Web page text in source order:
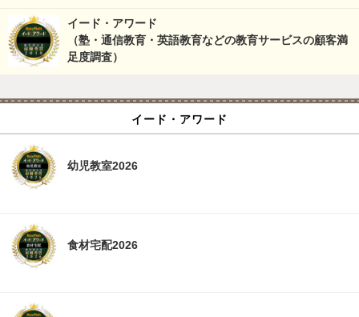
イード・アワード
（塾・通信教育・英語教育などの教育サービスの顧客満
足度調査）
イード・アワード
幼児教室2026
食材宅配2026